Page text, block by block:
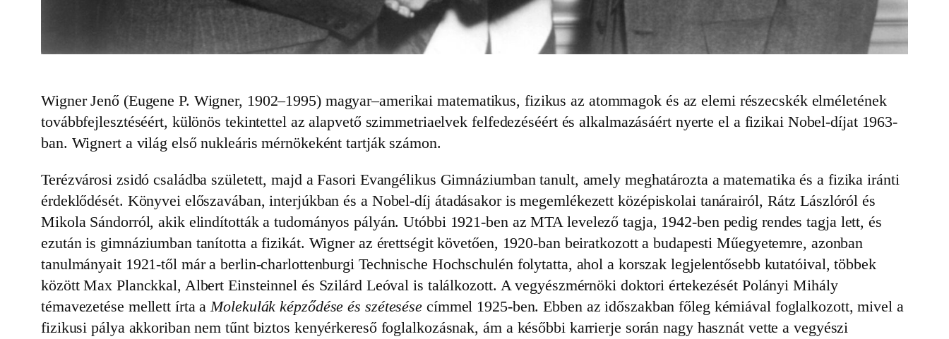
Wigner Jenő (Eugene P. Wigner, 1902–1995) magyar–amerikai matematikus, fizikus az atommagok és az elemi részecskék elméletének
továbbfejlesztéséért, különös tekintettel az alapvető szimmetriaelvek felfedezéséért és alkalmazásáért nyerte el a fizikai Nobel-díjat 1963-
ban. Wignert a világ első nukleáris mérnökeként tartják számon.
Terézvárosi zsidó családba született, majd a Fasori Evangélikus Gimnáziumban tanult, amely meghatározta a matematika és a fizika iránti
érdeklődését. Könyvei előszavában, interjúkban és a Nobel-díj átadásakor is megemlékezett középiskolai tanárairól, Rátz Lászlóról és
Mikola Sándorról, akik elindították a tudományos pályán. Utóbbi 1921-ben az MTA levelező tagja, 1942-ben pedig rendes tagja lett, és
ezután is gimnáziumban tanította a fizikát. Wigner az érettségit követően, 1920-ban beiratkozott a budapesti Műegyetemre, azonban
tanulmányait 1921-től már a berlin-charlottenburgi Technische Hochschulén folytatta, ahol a korszak legjelentősebb kutatóival, többek
között Max Planckkal, Albert Einsteinnel és Szilárd Leóval is találkozott. A vegyészmérnöki doktori értekezését Polányi Mihály
témavezetése mellett írta aMolekulák képződése és szétesése címmel 1925-ben. Ebben az időszakban főleg kémiával foglalkozott, mivel a
fizikusi pálya akkoriban nem tűnt biztos kenyérkereső foglalkozásnak, ám a későbbi karrierje során nagy hasznát vette a vegyészi